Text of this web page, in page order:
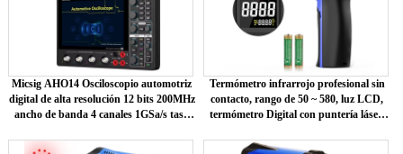
Micsig AHO14 Osciloscopio automotriz
digital de alta resolución 12 bits 200MHz
ancho de banda 4 canales 1GSa/s tasa
Termómetro infrarrojo profesional sin
contacto, rango de 50 ~ 580, luz LCD,
termómetro Digital con puntería láser,